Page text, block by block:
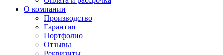
О компании
Производство
Гарантия
Портфолио
Отзывы
Реквизиты